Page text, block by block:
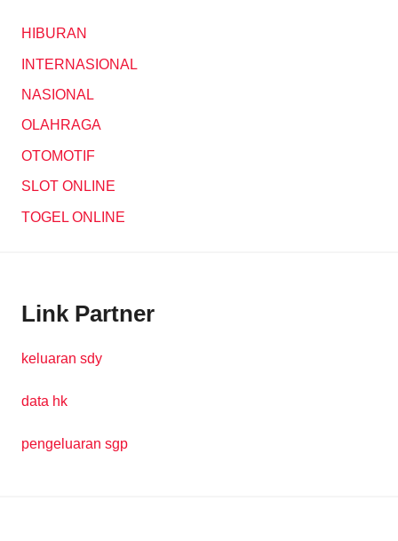
HIBURAN
INTERNASIONAL
NASIONAL
OLAHRAGA
OTOMOTIF
SLOT ONLINE
TOGEL ONLINE
Link Partner
keluaran sdy
data hk
pengeluaran sgp